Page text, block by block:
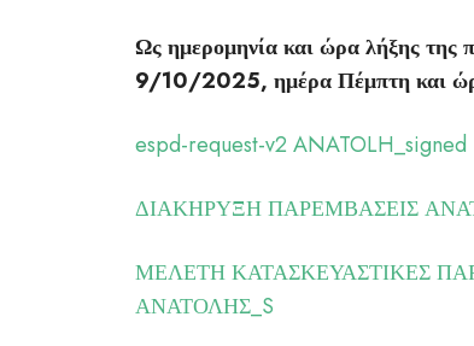
Ως ημερομηνία και ώρα λήξης της
9/10/2025, ημέρα Πέμπτη και
espd-request-v2 ANATOLH_signed
ΔΙΑΚΗΡΥΞΗ ΠΑΡΕΜΒΑΣΕΙΣ
ΜΕΛΕΤΗ ΚΑΤΑΣΚΕΥΑΣΤΙΚΕΣ
ΑΝΑΤΟΛΗΣ_S